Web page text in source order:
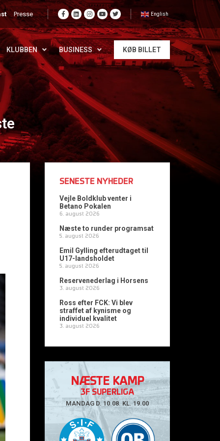
Presse English
KLUBBEN BUSINESS KØB BILLET
SENESTE NYHEDER
Vejle Boldklub venter i
Betano Pokalen
6. august 2026
Næste to runder programsat
5. august 2026
Emil Gylling efterudtaget til
U17-landsholdet
5. august 2026
Reservenederlag i Horsens
3. august 2026
Ross efter FCK: Vi blev
straffet af kynisme og
individuel kvalitet
3. august 2026
NÆSTE KAMP
3F SUPERLIGA
MANDAG D. 10.08. KL. 19.00